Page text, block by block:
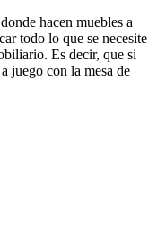
hacen muebles a
todo lo que se necesite
Es decir, que si
juego con la mesa de